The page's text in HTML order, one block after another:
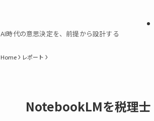
AI時代の意思決定を、前提から設計する
Home レポート
NotebookLMを税理士